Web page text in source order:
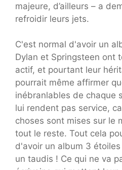
majeure, d’ailleurs – a
refroidir leurs jets.
C'est normal d'avoir un
Dylan et Springsteen ont
actif, et pourtant leur
pourrait même affirmer
inébranlables de chaque
lui rendent pas service,
choses sont mises sur le
tout le reste. Tout cela
d'avoir un album 3
un taudis ! Ce qui ne va